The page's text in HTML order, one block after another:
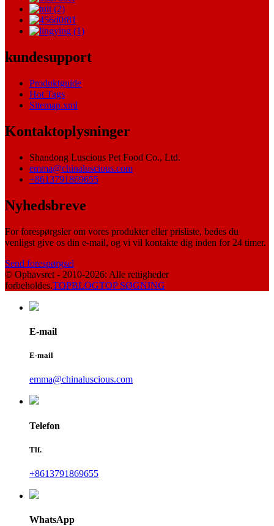
kundesupport
Produktguide
Hot Tags
Sitemap.xml
Kontaktoplysninger
Shandong Luscious Pet Food Co., Ltd.
emma@chinaluscious.com
+8613791869655
Nyhedsbreve
For forespørgsler om vores produkter eller prisliste, bedes du
venligst give os din e-mail, og vi vil kontakte dig inden for 24 timer.
Send forespørgsel
© Ophavsret - 2010-2026: Alle rettigheder
forbeholdes.TOPBLOGTOP SØGNING
E-mail
E-mail
emma@chinaluscious.com
Telefon
Tlf.
+8613791869655
WhatsApp